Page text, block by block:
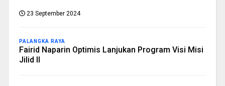
23 September 2024
PALANGKA RAYA
Fairid Naparin Optimis Lanjukan Program Visi Misi
Jilid II